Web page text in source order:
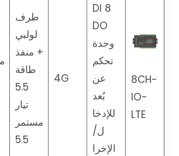
8CH-
IO-
LTE
DI 8
DO
وحدة
تحكم
عن
بُعد
للإدخا
ل/
الإخرا
4G
طرف
لولبي
+ منفذ
طاقة
5.5
تيار
مستمر
5.5